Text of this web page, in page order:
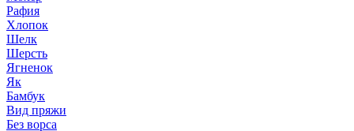
Рафия
Хлопок
Шелк
Шерсть
Ягненок
Як
Бамбук
Вид пряжи
Без ворса